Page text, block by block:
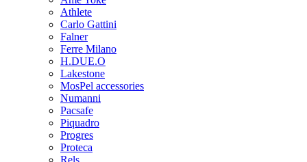
Athlete
Carlo Gattini
Falner
Ferre Milano
H.DUE.O
Lakestone
MosPel accessories
Numanni
Pacsafe
Piquadro
Progres
Proteca